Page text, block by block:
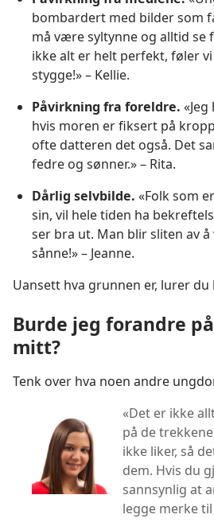
bombardert med bilder som
må være syltynne og alltid se
ikke alt er helt perfekt, føler
stygge!» – Kellie.
Påvirkning fra foreldre.
hvis moren er fiksert på
ofte datteren det også. Det
fedre og sønner.» – Rita.
Dårlig selvbilde. «Folk som
sin, vil hele tiden ha
ser bra ut. Man blir sliten av
sånne!» – Jeanne.
Uansett hva grunnen er, lurer du
Burde jeg forandre
mitt?
Tenk over hva noen andre
«Det er ikke
på de
ikke liker, så
dem. Hvis du
sannsynlig at
legge merke til